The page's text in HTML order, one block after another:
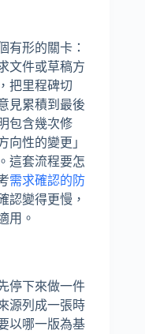
有形的關卡：
文件或草稿方
把里程碑切
見累積到最後
包含幾次修
向性的變更」
這套流程要怎
需求確認的防
認變得更慢，
用。
停下來做一件
源列成一張時
以哪一版為基